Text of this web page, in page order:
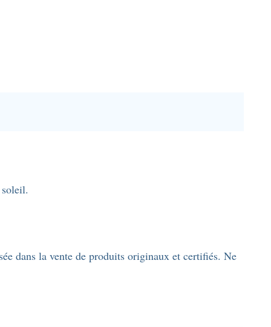
dans la vente de produits originaux et certifiés. Ne